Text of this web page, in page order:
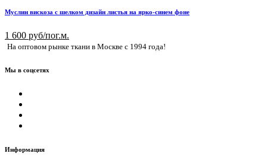
Муслин вискоза с шелком дизайн листья на ярко-синем фоне
1 600 руб/пог.м.
На оптовом рынке ткани в Москве с 1994 года!
Мы в соцсетях
Информация